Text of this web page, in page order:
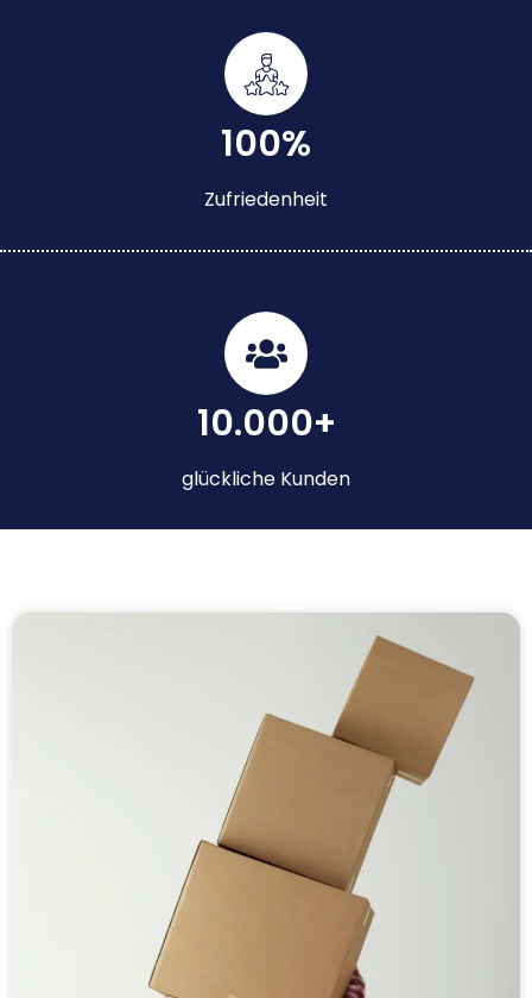
100%
Zufriedenheit
10.000+
glückliche Kunden